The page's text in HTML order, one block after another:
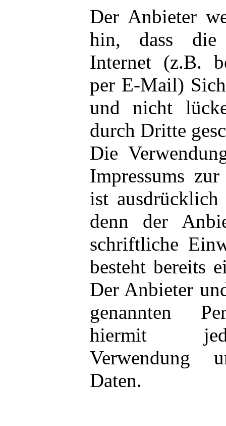
Der Anbieter
hin, dass die
Internet (z.B.
per E-Mail)
und nicht
durch Dritte
Die
Impressums
ist
denn der
schriftliche
besteht bereits
Der Anbieter
genannten
hiermit
Verwendung
Daten.